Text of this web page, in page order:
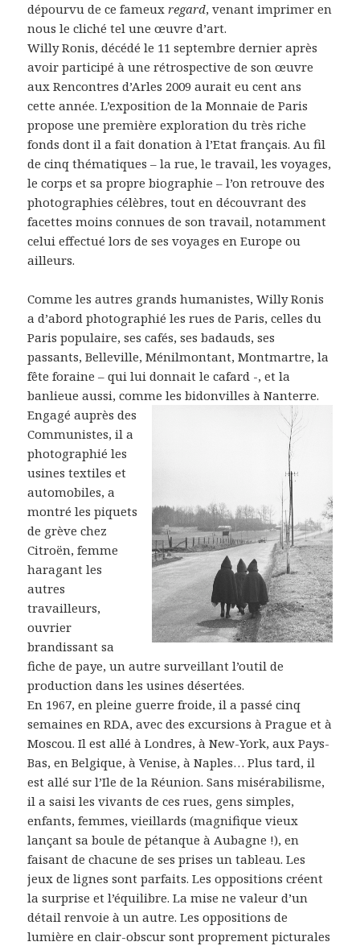
dépourvu de ce fameuxregard, venant imprimer en
nous le cliché tel une œuvre d’art.
Willy Ronis, décédé le 11 septembre dernier après
avoir participé à une rétrospective de son œuvre
aux Rencontres d’Arles 2009 aurait eu cent ans
cette année. L’exposition de la Monnaie de Paris
propose une première exploration du très riche
fonds dont il a fait donation à l’Etat français. Au fil
de cinq thématiques – la rue, le travail, les voyages,
le corps et sa propre biographie – l’on retrouve des
photographies célèbres, tout en découvrant des
facettes moins connues de son travail, notamment
celui effectué lors de ses voyages en Europe ou
ailleurs.
Comme les autres grands humanistes, Willy Ronis
a d’abord photographié les rues de Paris, celles du
Paris populaire, ses cafés, ses badauds, ses
passants, Belleville, Ménilmontant, Montmartre, la
fête foraine – qui lui donnait le cafard -, et la
banlieue aussi, comme les bidonvilles à Nanterre.
Engagé auprès des
Communistes, il a
photographié les
usines textiles et
automobiles, a
montré les piquets
de grève chez
Citroën, femme
haragant les
autres
travailleurs,
ouvrier
brandissant sa
fiche de paye, un autre surveillant l’outil de
production dans les usines désertées.
En 1967, en pleine guerre froide, il a passé cinq
semaines en RDA, avec des excursions à Prague et à
Moscou. Il est allé à Londres, à New-York, aux Pays-
Bas, en Belgique, à Venise, à Naples… Plus tard, il
est allé sur l’Ile de la Réunion. Sans misérabilisme,
il a saisi les vivants de ces rues, gens simples,
enfants, femmes, vieillards (magnifique vieux
lançant sa boule de pétanque à Aubagne !), en
faisant de chacune de ses prises un tableau. Les
jeux de lignes sont parfaits. Les oppositions créent
la surprise et l’équilibre. La mise ne valeur d’un
détail renvoie à un autre. Les oppositions de
lumière en clair-obscur sont proprement picturales